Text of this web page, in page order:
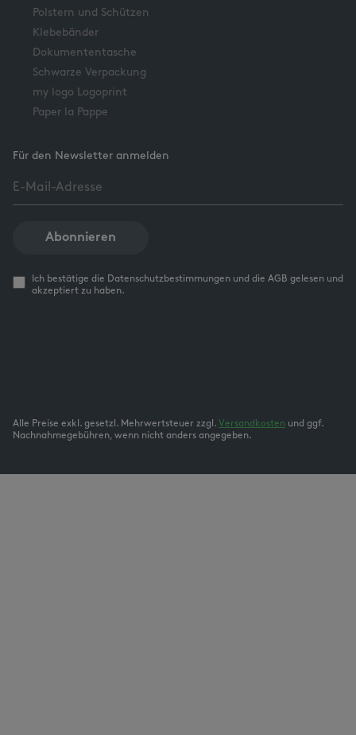
Polstern und Schützen
Klebebänder
Dokumententasche
Schwarze Verpackung
my logo Logoprint
Paper la Pappe
Für den Newsletter anmelden
Abonnieren
Ich bestätige die Datenschutzbestimmungen und die AGB gelesen und
akzeptiert zu haben.
Alle Preise exkl. gesetzl. Mehrwertsteuer zzgl. Versandkosten und ggf.
Nachnahmegebühren, wenn nicht anders angegeben.